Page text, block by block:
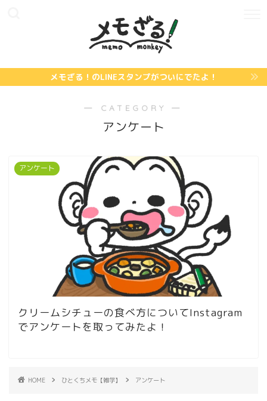
メモざる！のLINEスタンプがついにでたよ！
― CATEGORY ―
アンケート
アンケート
クリームシチューの食べ方についてInstagram
でアンケートを取ってみたよ！
HOME ひとくちメモ【雑学】 アンケート